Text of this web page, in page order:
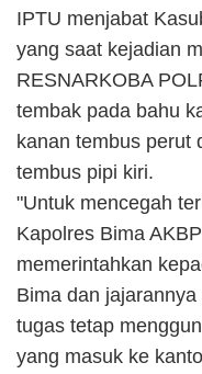
IPTU menjabat
yang saat kejadian
RESNARKOBA
tembak pada bahu
kanan tembus perut
tembus pipi kiri.
"Untuk mencegah
Kapolres Bima
memerintahkan
Bima dan
tugas tetap
yang masuk ke